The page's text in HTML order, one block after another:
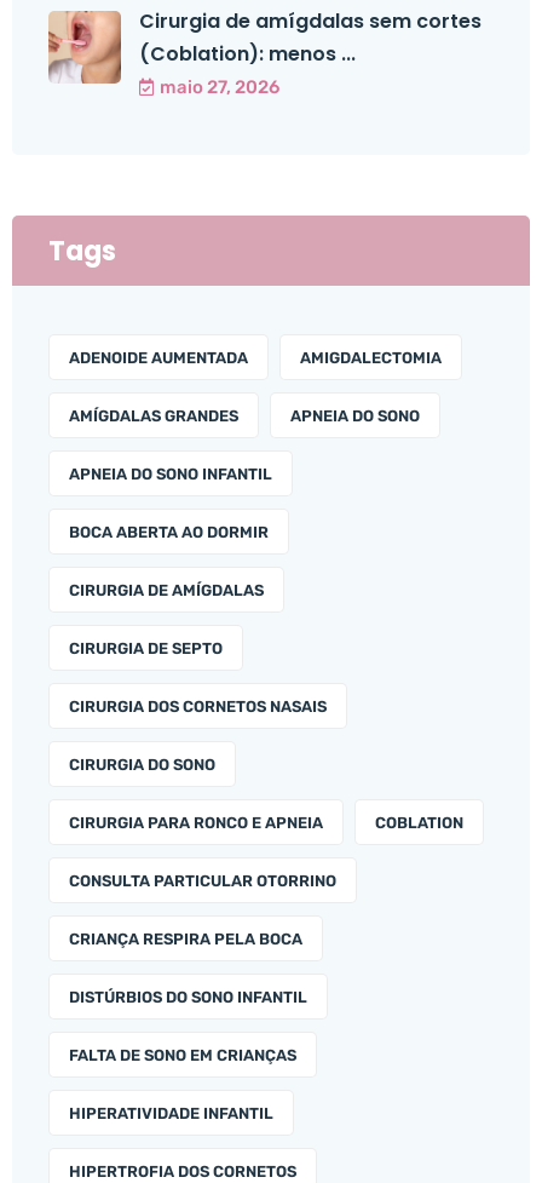
Cirurgia de amígdalas sem cortes
(Coblation): menos ...
maio 27, 2026
Tags
ADENOIDE AUMENTADA AMIGDALECTOMIA
AMÍGDALAS GRANDES APNEIA DO SONO
APNEIA DO SONO INFANTIL
BOCA ABERTA AO DORMIR
CIRURGIA DE AMÍGDALAS
CIRURGIA DE SEPTO
CIRURGIA DOS CORNETOS NASAIS
CIRURGIA DO SONO
CIRURGIA PARA RONCO E APNEIA COBLATION
CONSULTA PARTICULAR OTORRINO
CRIANÇA RESPIRA PELA BOCA
DISTÚRBIOS DO SONO INFANTIL
FALTA DE SONO EM CRIANÇAS
HIPERATIVIDADE INFANTIL
HIPERTROFIA DOS CORNETOS